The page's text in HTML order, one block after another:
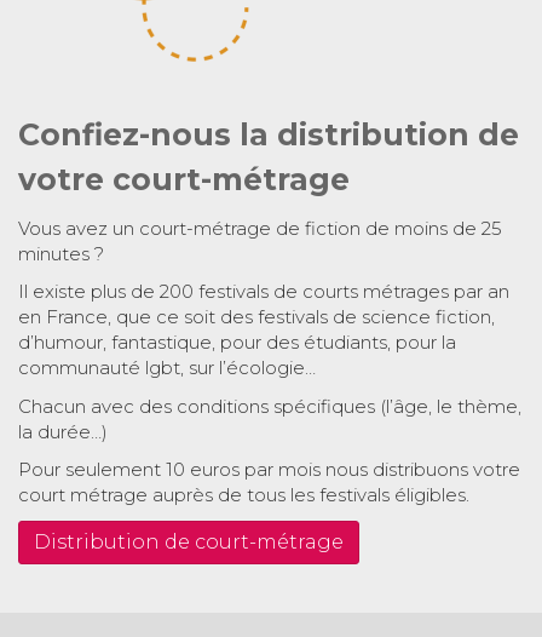
Confiez-nous la distribution de
votre court-métrage
Vous avez un court-métrage de fiction de moins de 25
minutes ?
Il existe plus de 200 festivals de courts métrages par an
en France, que ce soit des festivals de science fiction,
d’humour, fantastique, pour des étudiants, pour la
communauté lgbt, sur l’écologie…
Chacun avec des conditions spécifiques (l’âge, le thème,
la durée…)
Pour seulement 10 euros par mois nous distribuons votre
court métrage auprès de tous les festivals éligibles.
Distribution de court-métrage